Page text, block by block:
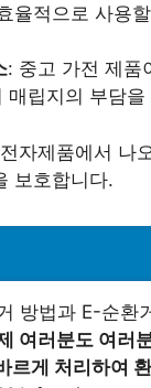
율적으로 사용
: 중고 가전 제품
매립지의 부담
자제품에서 나
보호합니다.
방법과 E-순환
여러분도 여러
르게 처리하여